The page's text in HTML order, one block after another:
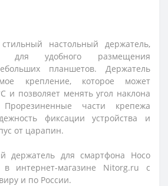
настольный держатель,
для удобного размещения
планшетов. Держатель
крепление, которое может
и позволяет менять угол наклона
части крепежа
фиксации устройства и
от царапин.
держатель для смартфона Hoco
интернет-магазине Nitorg.ru с
и по России.